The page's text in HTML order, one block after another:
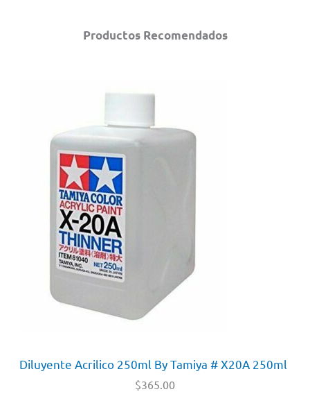
Productos Recomendados
Diluyente Acrilico 250ml By Tamiya # X20A 250ml
$365.00